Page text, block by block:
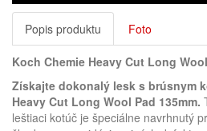
Popis produktu Foto
Koch Chemie Heavy Cut Long
Získajte dokonalý lesk s brúsnym
Heavy Cut Long Wool Pad 135mm.
leštiaci kotúč je špeciálne navrhnutý